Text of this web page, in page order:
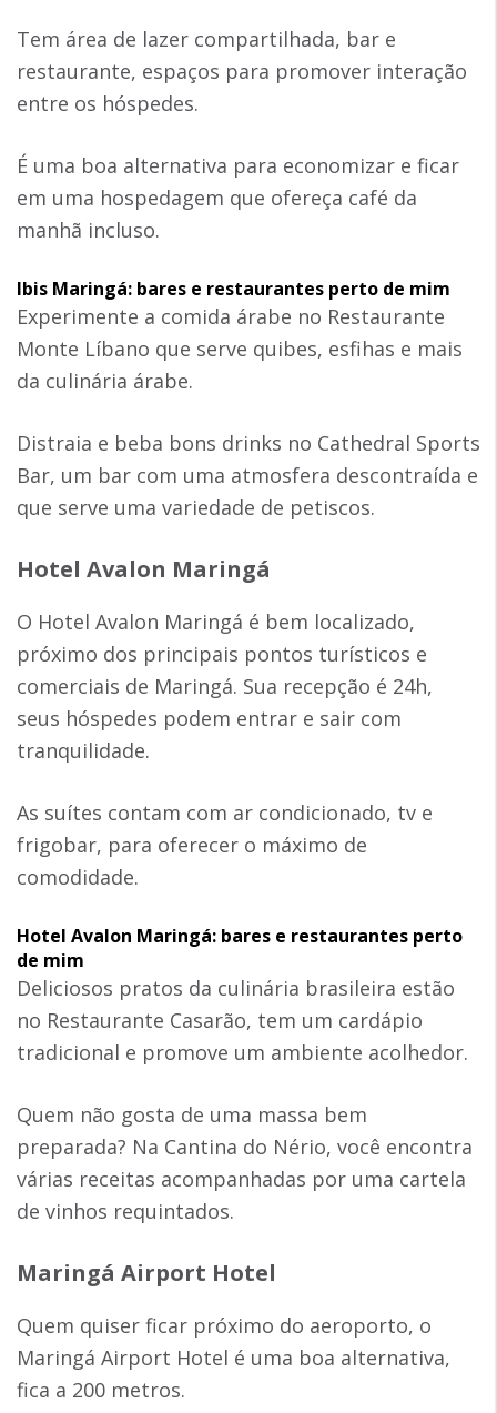
Tem área de lazer compartilhada, bar e
restaurante, espaços para promover interação
entre os hóspedes.
É uma boa alternativa para economizar e ficar
em uma hospedagem que ofereça café da
manhã incluso.
Ibis Maringá: bares e restaurantes perto de mim
Experimente a comida árabe no Restaurante
Monte Líbano que serve quibes, esfihas e mais
da culinária árabe.
Distraia e beba bons drinks no Cathedral Sports
Bar, um bar com uma atmosfera descontraída e
que serve uma variedade de petiscos.
Hotel Avalon Maringá
O Hotel Avalon Maringá é bem localizado,
próximo dos principais pontos turísticos e
comerciais de Maringá. Sua recepção é 24h,
seus hóspedes podem entrar e sair com
tranquilidade.
As suítes contam com ar condicionado, tv e
frigobar, para oferecer o máximo de
comodidade.
Hotel Avalon Maringá: bares e restaurantes perto
de mim
Deliciosos pratos da culinária brasileira estão
no Restaurante Casarão, tem um cardápio
tradicional e promove um ambiente acolhedor.
Quem não gosta de uma massa bem
preparada? Na Cantina do Nério, você encontra
várias receitas acompanhadas por uma cartela
de vinhos requintados.
Maringá Airport Hotel
Quem quiser ficar próximo do aeroporto, o
Maringá Airport Hotel é uma boa alternativa,
fica a 200 metros.